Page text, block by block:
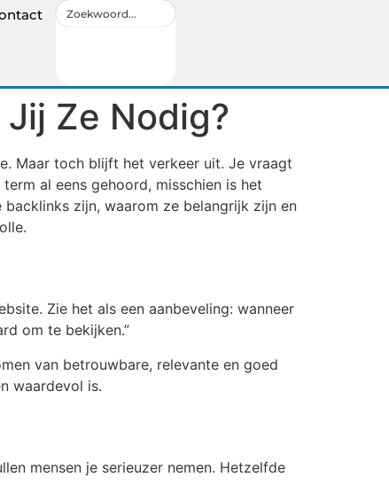
Ze Nodig?
Maar toch blijft het verkeer uit. Je vraagt
al eens gehoord, misschien is het
zijn, waarom ze belangrijk zijn en
Zie het als een aanbeveling: wanneer
om te bekijken.”
van betrouwbare, relevante en goed
waardevol is.
mensen je serieuzer nemen. Hetzelfde